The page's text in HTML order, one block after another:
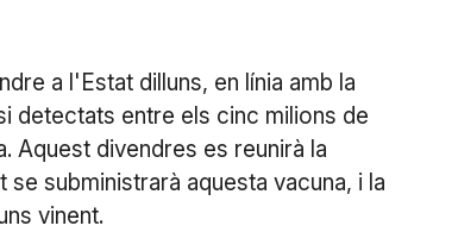
a l'Estat dilluns, en línia amb la
detectats entre els cinc milions de
Aquest divendres es reunirà la
subministrarà aquesta vacuna, i la
vinent.